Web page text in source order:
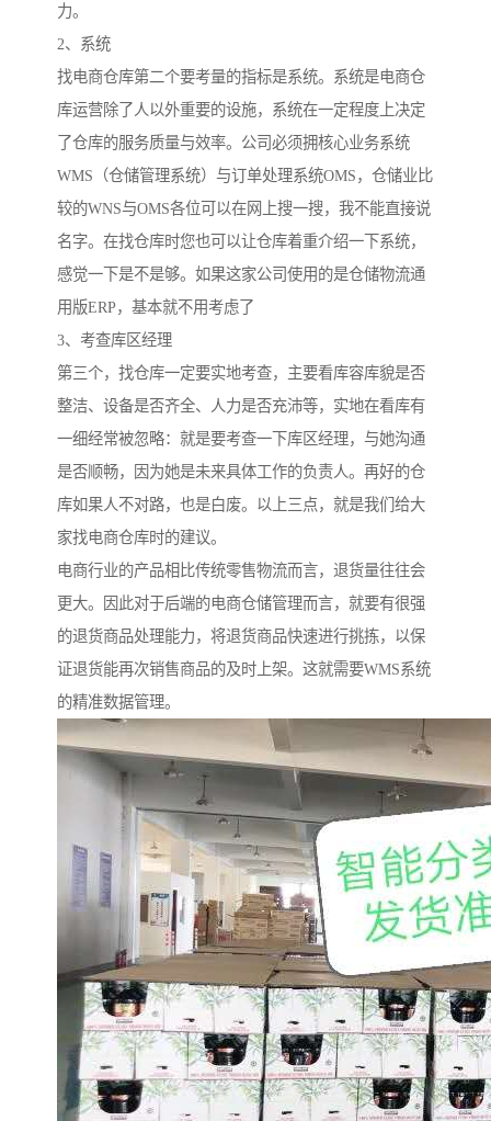
力。
2、系统
找电商仓库第二个要考量的指标是系统。系统是电商仓
库运营除了人以外重要的设施，系统在一定程度上决定
了仓库的服务质量与效率。公司必须拥核心业务系统
WMS（仓储管理系统）与订单处理系统OMS，仓储业比
较的WNS与OMS各位可以在网上搜一搜，我不能直接说
名字。在找仓库时您也可以让仓库着重介绍一下系统，
感觉一下是不是够。如果这家公司使用的是仓储物流通
用版ERP，基本就不用考虑了
3、考查库区经理
第三个，找仓库一定要实地考查，主要看库容库貌是否
整洁、设备是否齐全、人力是否充沛等，实地在看库有
一细经常被忽略：就是要考查一下库区经理，与她沟通
是否顺畅，因为她是未来具体工作的负责人。再好的仓
库如果人不对路，也是白废。以上三点，就是我们给大
家找电商仓库时的建议。
电商行业的产品相比传统零售物流而言，退货量往往会
更大。因此对于后端的电商仓储管理而言，就要有很强
的退货商品处理能力，将退货商品快速进行挑拣，以保
证退货能再次销售商品的及时上架。这就需要WMS系统
的精准数据管理。